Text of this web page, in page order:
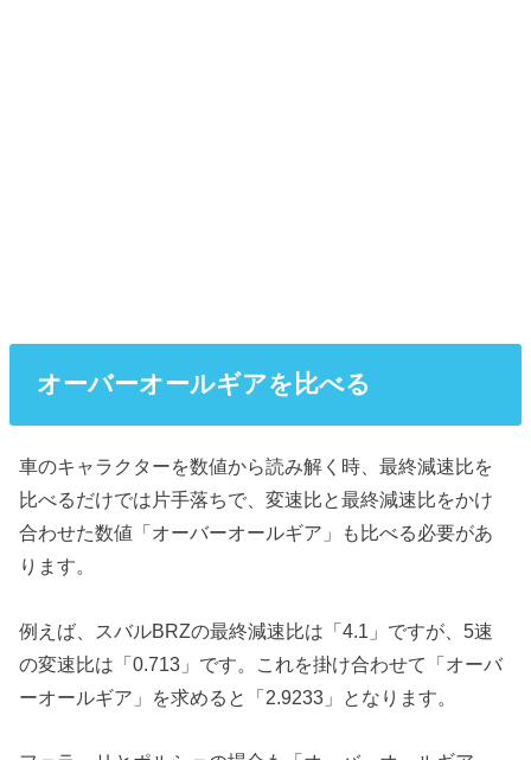
オーバーオールギアを比べる
車のキャラクターを数値から読み解く時、最終減速比を
比べるだけでは片手落ちで、変速比と最終減速比をかけ
合わせた数値「オーバーオールギア」も比べる必要があ
ります。
例えば、スバルBRZの最終減速比は「4.1」ですが、5速
の変速比は「0.713」です。これを掛け合わせて「オーバ
ーオールギア」を求めると「2.9233」となります。